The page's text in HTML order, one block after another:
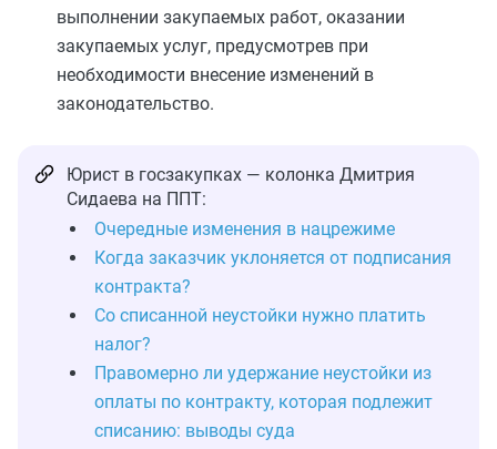
выполнении закупаемых работ, оказании
закупаемых услуг, предусмотрев при
необходимости внесение изменений в
законодательство.
Юрист в госзакупках — колонка Дмитрия
Сидаева на ППТ:
Очередные изменения в нацрежиме
Когда заказчик уклоняется от подписания
контракта?
Со списанной неустойки нужно платить
налог?
Правомерно ли удержание неустойки из
оплаты по контракту, которая подлежит
списанию: выводы суда